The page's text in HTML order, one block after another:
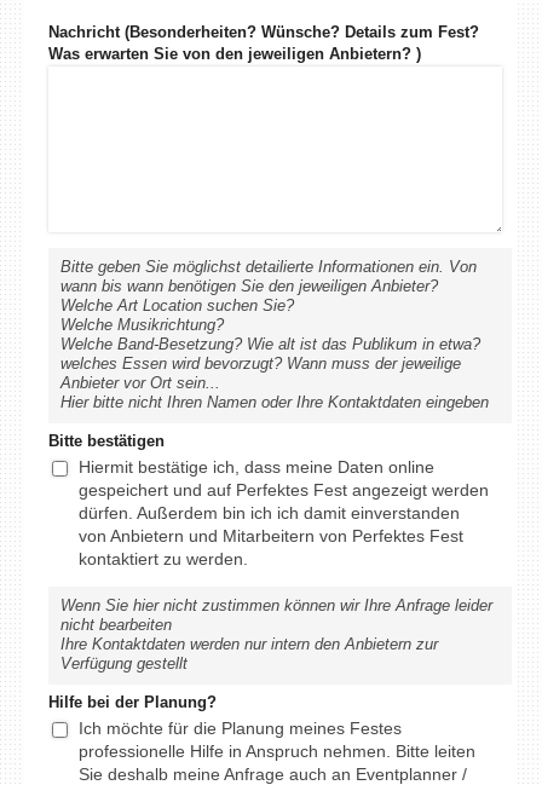
Nachricht (Besonderheiten? Wünsche? Details zum Fest?
Was erwarten Sie von den jeweiligen Anbietern? )
Bitte geben Sie möglichst detailierte Informationen ein. Von
wann bis wann benötigen Sie den jeweiligen Anbieter?
Welche Art Location suchen Sie?
Welche Musikrichtung?
Welche Band-Besetzung? Wie alt ist das Publikum in etwa?
welches Essen wird bevorzugt? Wann muss der jeweilige
Anbieter vor Ort sein...
Hier bitte nicht Ihren Namen oder Ihre Kontaktdaten eingeben
Bitte bestätigen
Hiermit bestätige ich, dass meine Daten online
gespeichert und auf Perfektes Fest angezeigt werden
dürfen. Außerdem bin ich ich damit einverstanden
von Anbietern und Mitarbeitern von Perfektes Fest
kontaktiert zu werden.
Wenn Sie hier nicht zustimmen können wir Ihre Anfrage leider
nicht bearbeiten
Ihre Kontaktdaten werden nur intern den Anbietern zur
Verfügung gestellt
Hilfe bei der Planung?
Ich möchte für die Planung meines Festes
professionelle Hilfe in Anspruch nehmen. Bitte leiten
Sie deshalb meine Anfrage auch an Eventplanner /